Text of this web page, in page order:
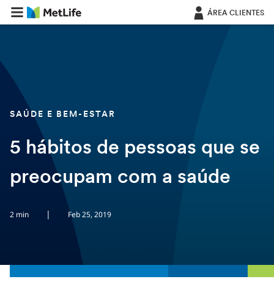
Saltar navegação ÁREA CLIENTES
SAÚDE E BEM-ESTAR
5 hábitos de pessoas que se
preocupam com a saúde
2 min | Feb 25, 2019